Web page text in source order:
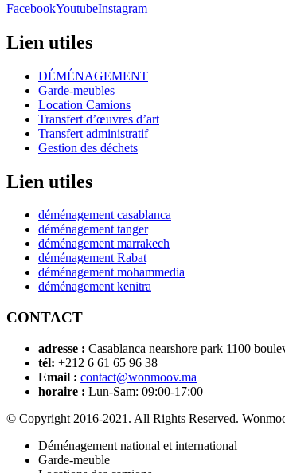
FacebookYoutubeInstagram
Lien utiles
DÉMÉNAGEMENT
Garde-meubles
Location Camions
Transfert d’œuvres d’art
Transfert administratif
Gestion des déchets
Lien utiles
déménagement casablanca
déménagement tanger
déménagement marrakech
déménagement Rabat
déménagement mohammedia
déménagement kenitra
CONTACT
adresse : Casablanca nearshore park 1100
tél: +212 6 61 65 96 38
Email : contact@wonmoov.ma
horaire : Lun-Sam: 09:00-17:00
© Copyright 2016-2021. All Rights Reserved.
Déménagement national et international
Garde-meuble